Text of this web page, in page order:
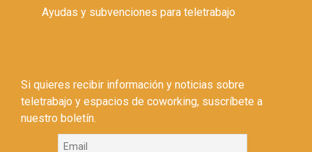
Ayudas y subvenciones para teletrabajo
Si quieres recibir información y noticias sobre
teletrabajo y espacios de coworking, suscríbete a
nuestro boletín.